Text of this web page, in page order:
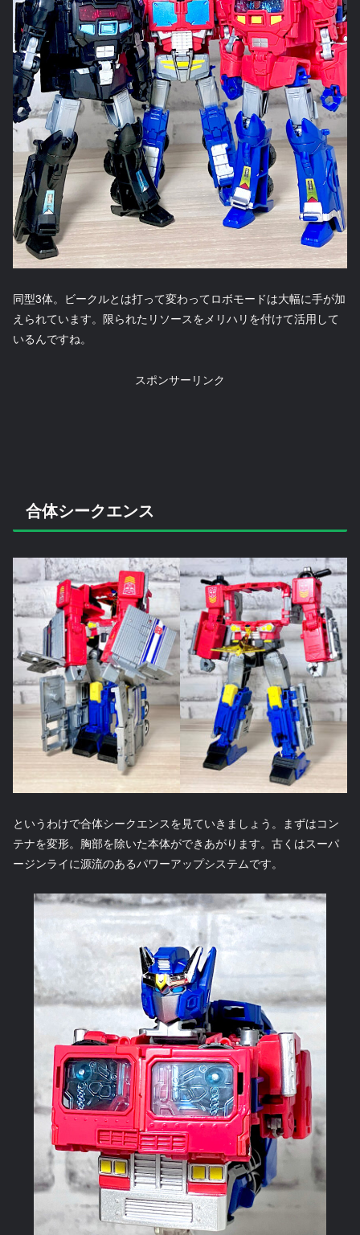
同型3体。ビークルとは打って変わってロボモードは大幅に手が加
えられています。限られたリソースをメリハリを付けて活用して
いるんですね。
スポンサーリンク
合体シークエンス
というわけで合体シークエンスを見ていきましょう。まずはコン
テナを変形。胸部を除いた本体ができあがります。古くはスーパ
ージンライに源流のあるパワーアップシステムです。